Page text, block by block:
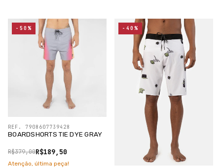
BOARDSHORTS TIE DYE GRAY
R$189,50
R$379,00
REF. 7908607739428
-50%
Atenção, última peça!
-40%